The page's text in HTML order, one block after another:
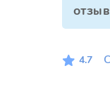
4.7